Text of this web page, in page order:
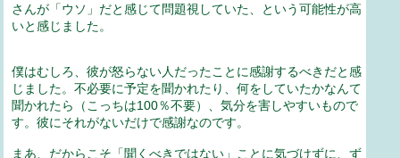
さんが「ウソ」だと感じて問題視していた、という可能性が高
いと感じました。
僕はむしろ、彼が怒らない人だったことに感謝するべきだと感
じました。不必要に予定を聞かれたり、何をしていたかなんて
聞かれたら（こっちは100％不要）、気分を害しやすいもので
す。彼にそれがないだけで感謝なのです。
まあ、だからこそ「聞くべきではない」ことに気づけずに、ず